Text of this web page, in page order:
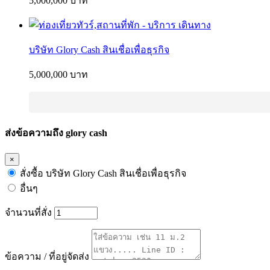
บริษัท Glory Cash สินเชื่อเพื่อธุรกิจ
5,000,000 บาท
ส่งข้อความถึง glory cash
×
สั่งซื้อ บริษัท Glory Cash สินเชื่อเพื่อธุรกิจ
อื่นๆ
จำนวนที่สั่ง
ข้อความ / ที่อยู่จัดส่ง